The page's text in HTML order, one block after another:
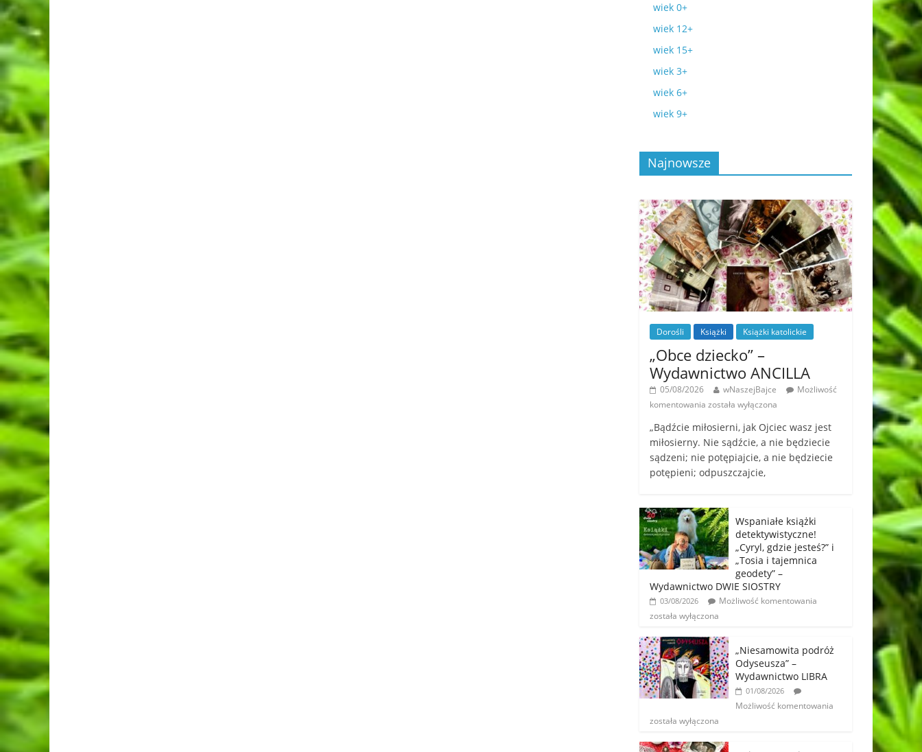
wiek 0+
wiek 12+
wiek 15+
wiek 3+
wiek 6+
wiek 9+
Najnowsze
Dorośli Książki Książki katolickie
„Obce dziecko” –
Wydawnictwo ANCILLA
05/08/2026 wNaszejBajce
Możliwość
komentowania została wyłączona
„Bądźcie miłosierni, jak Ojciec wasz jest
miłosierny. Nie sądźcie, a nie będziecie
sądzeni; nie potępiajcie, a nie będziecie
potępieni; odpuszczajcie,
Wspaniałe książki
detektywistyczne!
„Cyryl, gdzie jesteś?” i
„Tosia i tajemnica
geodety” –
Wydawnictwo DWIE SIOSTRY
03/08/2026
Możliwość komentowania
została wyłączona
„Niesamowita podróż
Odyseusza” –
Wydawnictwo LIBRA
01/08/2026
Możliwość komentowania
została wyłączona